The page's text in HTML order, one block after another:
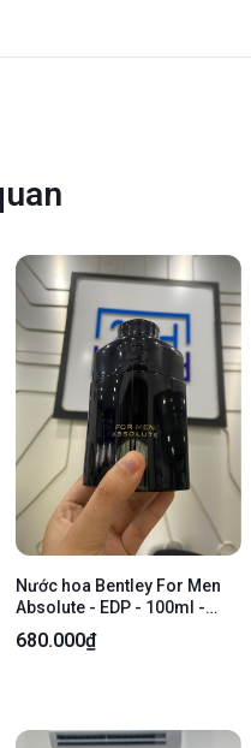
Nước hoa Bentley For Men
Absolute - EDP - 100ml -
Kèm Box
680.000₫